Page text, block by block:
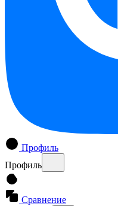
Профиль
Профиль
Сравнение